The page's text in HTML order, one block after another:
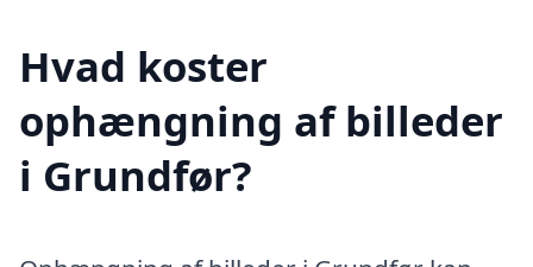
Hvad koster
ophængning af billeder
i Grundfør?